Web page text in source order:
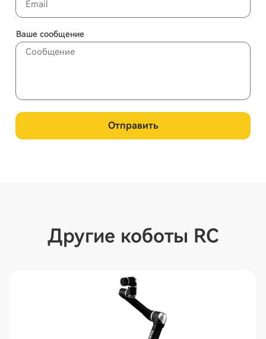
Ваше сообщение
Отправить
Другие коботы RC